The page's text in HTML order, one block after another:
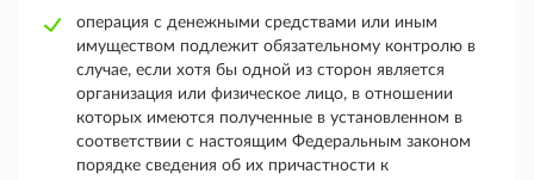
операция с денежными средствами или иным
имуществом подлежит обязательному контролю в
случае, если хотя бы одной из сторон является
организация или физическое лицо, в отношении
которых имеются полученные в установленном в
соответствии с настоящим Федеральным законом
порядке сведения об их причастности к